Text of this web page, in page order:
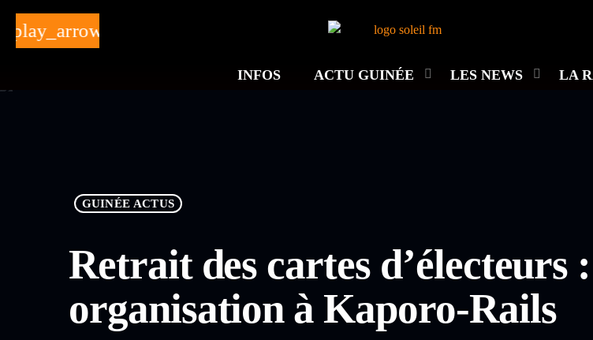
play_arrow
INFOS ACTU GUINÉE LES NEWS LA
GUINÉE ACTUS
Retrait des cartes d’électeurs
organisation à Kaporo-Rails